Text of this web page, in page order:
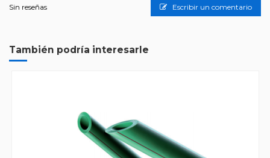
Sin reseñas Escribir un comentario
También podría interesarle